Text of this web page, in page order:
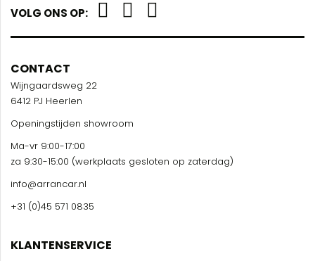
VOLG ONS OP:
CONTACT
Wijngaardsweg 22
6412 PJ Heerlen
Openingstijden showroom
Ma-vr 9:00-17:00
za 9:30-15:00 (werkplaats gesloten op zaterdag)
info@arrancar.nl
+31 (0)45 571 0835
KLANTENSERVICE